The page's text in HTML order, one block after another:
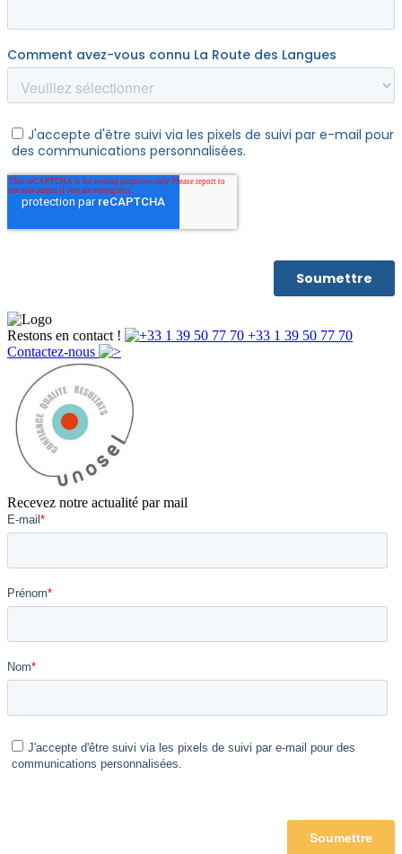
Restons en contact !
+33 1 39 50 77 70
Contactez-nous
Recevez notre actualité par mail